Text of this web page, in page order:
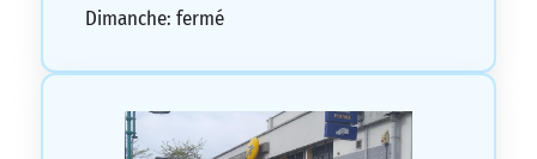
Dimanche: fermé